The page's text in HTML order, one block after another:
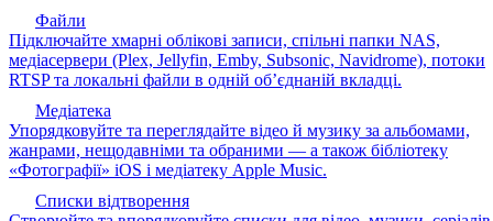
Файли
Підключайте хмарні облікові записи, спільні папки NAS,
медіасервери (Plex, Jellyfin, Emby, Subsonic, Navidrome), потоки
RTSP та локальні файли в одній об’єднаній вкладці.
Медіатека
Упорядковуйте та переглядайте відео й музику за альбомами,
жанрами, нещодавніми та обраними — а також бібліотеку
«Фотографії» iOS і медіатеку Apple Music.
Списки відтворення